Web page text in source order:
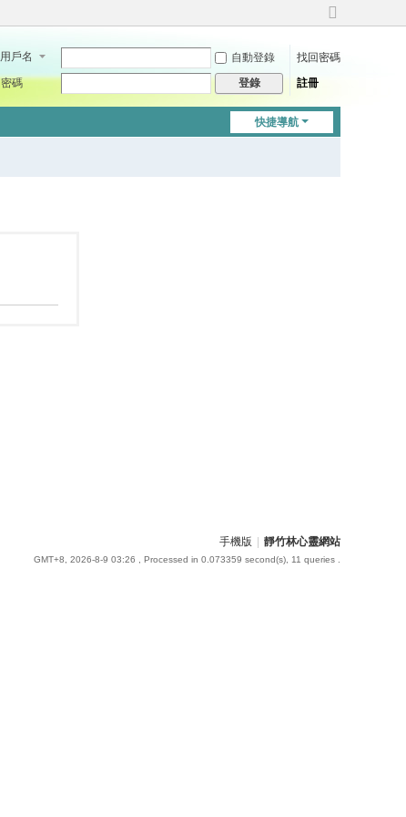
切
到
用戶名 自動登錄
找回密碼
密碼
登錄 註冊
快捷導航
手機版 靜竹林心靈網站
GMT+8, 2026-8-9 03:26 , Processed in 0.073359 second(s), 11 queries .